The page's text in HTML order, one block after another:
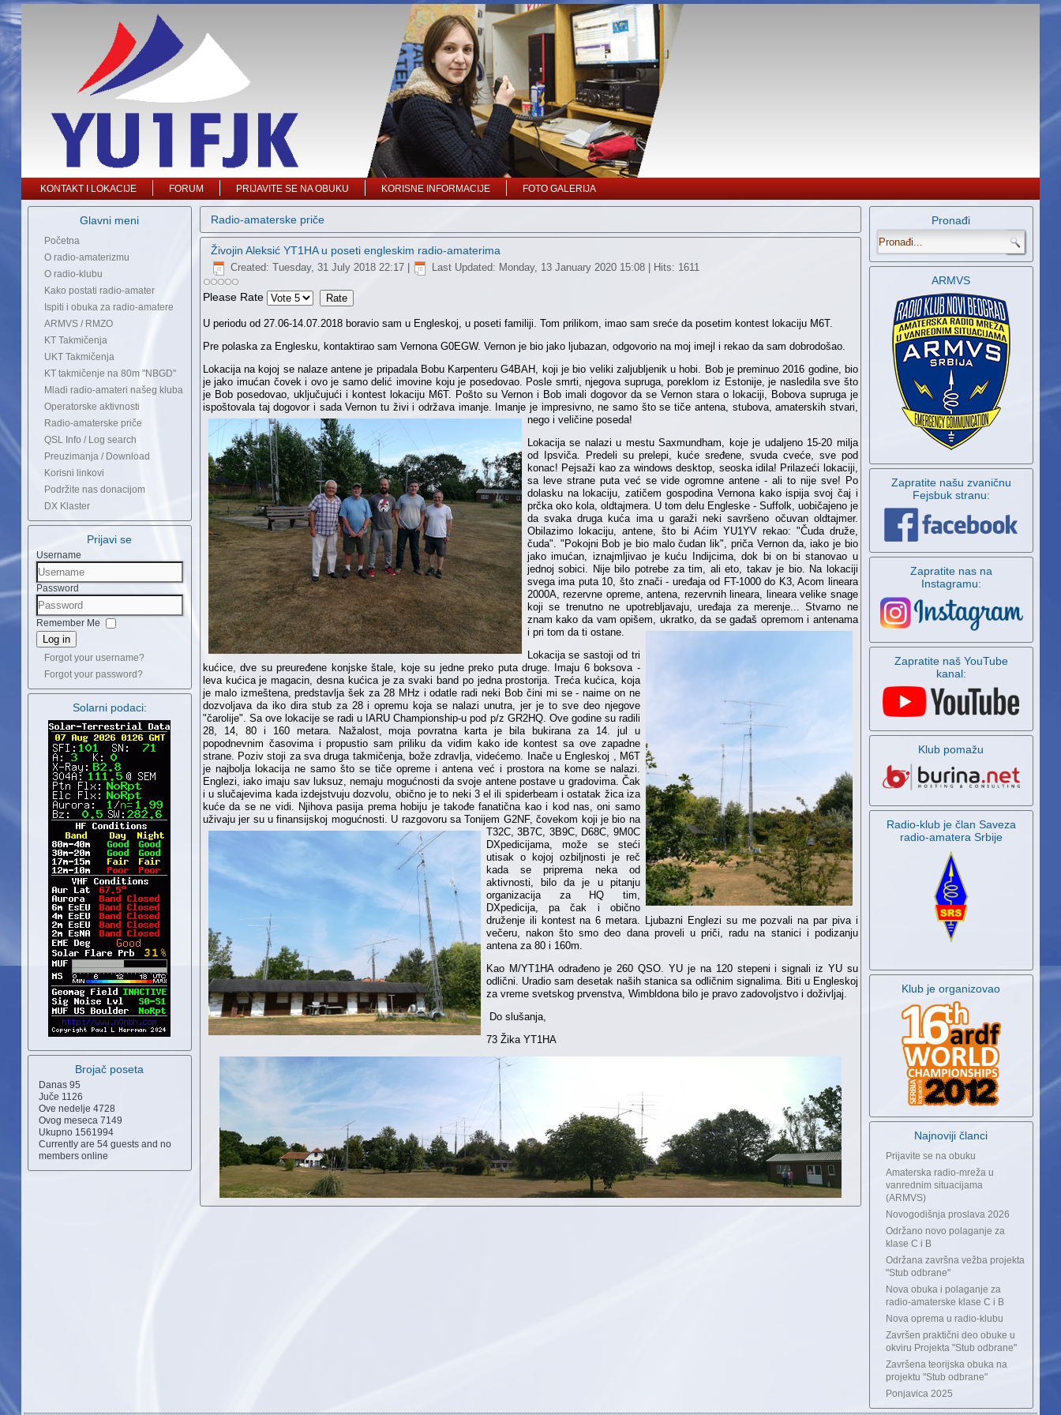
KONTAKT I LOKACIJE FORUM PRIJAVITE SE NA OBUKU KORISNE INFORMACIJE FOTO GALERIJA
Glavni meni
Početna
O radio-amaterizmu
O radio-klubu
Kako postati radio-amater
Ispiti i obuka za radio-amatere
ARMVS / RMZO
KT Takmičenja
UKT Takmičenja
KT takmičenje na 80m "NBGD"
Mladi radio-amateri našeg kluba
Operatorske aktivnosti
Radio-amaterske priče
QSL Info / Log search
Preuzimanja / Download
Korisni linkovi
Podržite nas donacijom
DX Klaster
Prijavi se
Username
Password
Remember Me
Log in
Forgot your username?
Forgot your password?
Solarni podaci:
Brojač poseta
Danas 95
Juče 1126
Ove nedelje 4728
Ovog meseca 7149
Ukupno 1561994
Currently are 54 guests and no
members online
Radio-amaterske priče
Živojin Aleksić YT1HA u poseti engleskim radio-amaterima
Created: Tuesday, 31 July 2018 22:17| Last Updated: Monday, 13 January 2020 15:08| Hits: 1611
Please Rate
U periodu od 27.06-14.07.2018 boravio sam u Engleskoj, u poseti familiji. Tom prilikom, imao sam sreće da posetim kontest lokaciju M6T.
Pre polaska za Englesku, kontaktirao sam Vernona G0EGW. Vernon je bio jako ljubazan, odgovorio na moj imejl i rekao da sam dobrodošao.
Lokacija na kojoj se nalaze antene je pripadala Bobu Karpenteru G4BAH, koji je bio veliki zaljubljenik u hobi. Bob je preminuo 2016 godine, bio
je jako imućan čovek i ovo je samo delić imovine koju je posedovao. Posle smrti, njegova supruga, poreklom iz Estonije, je nasledila sve što
je Bob posedovao, uključujući i kontest lokaciju M6T. Pošto su Vernon i Bob imali dogovor da se Vernon stara o lokaciji, Bobova supruga je
ispoštovala taj dogovor i sada Vernon tu živi i održava imanje. Imanje je impresivno, ne samo što se tiče antena, stubova, amaterskih stvari,
nego i veličine poseda!
Lokacija se nalazi u mestu Saxmundham, koje je udaljeno 15-20 milja
od Ipsviča. Predeli su prelepi, kuće sređene, svuda cveće, sve pod
konac! Pejsaži kao za windows desktop, seoska idila! Prilazeći lokaciji,
sa leve strane puta već se vide ogromne antene - ali to nije sve! Po
dolasku na lokaciju, zatičem gospodina Vernona kako ispija svoj čaj i
prčka oko kola, oldtajmera. U tom delu Engleske - Suffolk, uobičajeno je
da svaka druga kuća ima u garaži neki savršeno očuvan oldtajmer.
Obilazimo lokaciju, antene, što bi Aćim YU1YV rekao: "Čuda druže,
čuda". "Pokojni Bob je bio malo čudan lik", priča Vernon da, iako je bio
jako imućan, iznajmljivao je kuću Indijcima, dok bi on bi stanovao u
jednoj sobici. Nije bilo potrebe za tim, ali eto, takav je bio. Na lokaciji
svega ima puta 10, što znači - uređaja od FT-1000 do K3, Acom lineara
2000A, rezervne opreme, antena, rezervnih lineara, lineara velike snage
koji se trenutno ne upotrebljavaju, uređaja za merenje... Stvarno ne
znam kako da vam opišem, ukratko, da se gađaš opremom i antenama
i pri tom da ti ostane.
Lokacija se sastoji od tri
kućice, dve su preuređene konjske štale, koje su jedne preko puta druge. Imaju 6 boksova -
leva kućica je magacin, desna kućica je za svaki band po jedna prostorija. Treća kućica, koja
je malo izmeštena, predstavlja šek za 28 MHz i odatle radi neki Bob čini mi se - naime on ne
dozvoljava da iko dira stub za 28 i opremu koja se nalazi unutra, jer je to sve deo njegove
"čarolije". Sa ove lokacije se radi u IARU Championship-u pod p/z GR2HQ. Ove godine su radili
28, 14, 80 i 160 metara. Nažalost, moja povratna karta je bila bukirana za 14. jul u
popodnevnim časovima i propustio sam priliku da vidim kako ide kontest sa ove zapadne
strane. Poziv stoji za sva druga takmičenja, bože zdravlja, videćemo. Inače u Engleskoj , M6T
je najbolja lokacija ne samo što se tiče opreme i antena već i prostora na kome se nalazi.
Englezi, iako imaju sav luksuz, nemaju mogućnosti da svoje antene postave u gradovima. Čak
i u slučajevima kada izdejstvuju dozvolu, obično je to neki 3 el ili spiderbeam i ostatak žica iza
kuće da se ne vidi. Njihova pasija prema hobiju je takođe fanatična kao i kod nas, oni samo
uživaju jer su u finansijskoj mogućnosti. U razgovoru sa Tonijem G2NF, čovekom koji je bio na
T32C, 3B7C, 3B9C, D68C, 9M0C
DXpedicijama, može se steći
utisak o kojoj ozbiljnosti je reč
kada se priprema neka od
aktivnosti, bilo da je u pitanju
organizacija za HQ tim,
DXpedicija, pa čak i obično
druženje ili kontest na 6 metara. Ljubazni Englezi su me pozvali na par piva i
večeru, nakon što smo deo dana proveli u priči, radu na stanici i podizanju
antena za 80 i 160m.
Kao M/YT1HA odrađeno je 260 QSO. YU je na 120 stepeni i signali iz YU su
odlični. Uradio sam desetak naših stanica sa odličnim signalima. Biti u Engleskoj
za vreme svetskog prvenstva, Wimbldona bilo je pravo zadovoljstvo i doživljaj.
Do slušanja,
73 Žika YT1HA
Pronađi
.
ARMVS
Zapratite našu zvaničnu
Fejsbuk stranu:
Zapratite nas na
Instagramu:
Zapratite naš YouTube
kanal:
Klub pomažu
Radio-klub je član Saveza
radio-amatera Srbije
Klub je organizovao
Najnoviji članci
Prijavite se na obuku
Amaterska radio-mreža u
vanrednim situacijama
(ARMVS)
Novogodišnja proslava 2026
Održano novo polaganje za
klase C i B
Održana završna vežba projekta
"Stub odbrane"
Nova obuka i polaganje za
radio-amaterske klase C i B
Nova oprema u radio-klubu
Završen praktični deo obuke u
okviru Projekta "Stub odbrane"
Završena teorijska obuka na
projektu "Stub odbrane"
Ponjavica 2025